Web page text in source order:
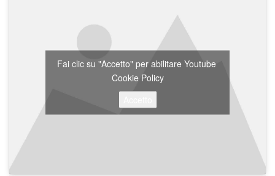
Fai clic su "Accetto" per abilitare Youtube
Cookie Policy